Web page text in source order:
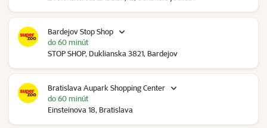
Bardejov Stop Shop
STOP SHOP, Duklianska 3821, Bardejov
do 60 minút
Bratislava Aupark Shopping Center
Einsteinova 18, Bratislava
do 60 minút